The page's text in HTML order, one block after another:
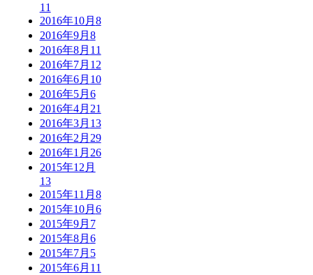
11
2016年10月 8
2016年9月 8
2016年8月 11
2016年7月 12
2016年6月 10
2016年5月 6
2016年4月 21
2016年3月 13
2016年2月 29
2016年1月 26
2015年12月
13
2015年11月 8
2015年10月 6
2015年9月 7
2015年8月 6
2015年7月 5
2015年6月 11